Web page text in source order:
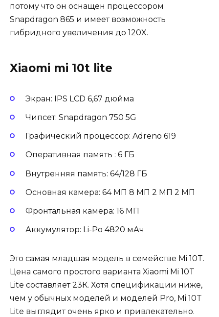
потому что он оснащен процессором
Snapdragon 865 и имеет возможность
гибридного увеличения до 120X.
Xiaomi mi 10t lite
Экран: IPS LCD 6,67 дюйма
Чипсет: Snapdragon 750 5G
Графический процессор: Adreno 619
Оперативная память : 6 ГБ
Внутренняя память: 64/128 ГБ
Основная камера: 64 МП 8 МП 2 МП 2 МП
Фронтальная камера: 16 МП
Аккумулятор: Li-Po 4820 мАч
Это самая младшая модель в семействе Mi 10T.
Цена самого простого варианта Xiaomi Mi 10T
Lite составляет 23К. Хотя спецификации ниже,
чем у обычных моделей и моделей Pro, Mi 10T
Lite выглядит очень ярко и привлекательно.